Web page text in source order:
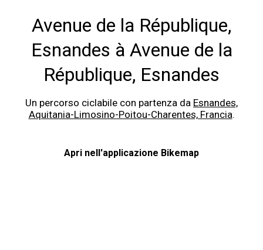
Avenue de la République,
Esnandes à Avenue de la
République, Esnandes
Un percorso ciclabile con partenza da Esnandes,
Aquitania-Limosino-Poitou-Charentes, Francia.
Apri nell'applicazione Bikemap